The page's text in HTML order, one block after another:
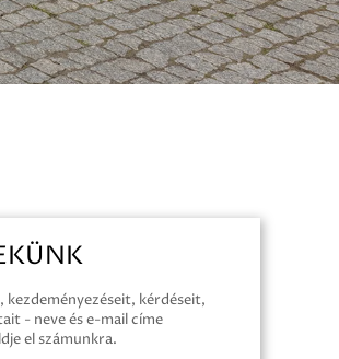
kezdeményezéseit, kérdéseit,
- neve és e-mail címe
el számunkra.